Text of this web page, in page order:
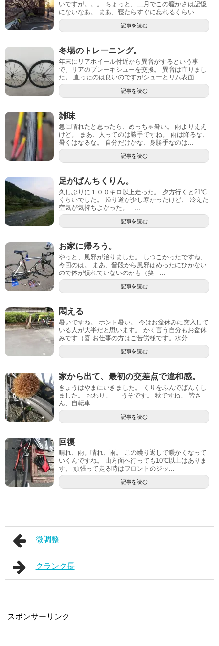
いですが。。。 ちょっと、二月でこの暖かさは記憶
にないなあ。 まあ、寝たらすぐに忘れるくらい...
記事を読む
冬場のトレーニング。
年末にリアホイール付近から異音がするという事
で、リアのブレーキシューを交換。 異音は直りまし
た。 直ったのは良いのですがシューとリム表面...
記事を読む
雑味
急に晴れたと思ったら、めっちゃ暑い。 雨よりええ
けど。 まあ、人ってのは勝手ですね。 雨は降るな、
暑くはなるな。 自分だけかな、身勝手なのは...
記事を読む
足がぱんちくりん。
久しぶりに１００キロ以上走った。 夕方行くと21℃
くらいでした。 帰り道が少し寒かったけど、 冷えた
空気が気持ちよかった。 ...
記事を読む
お家に帰ろう。
やっと、風邪が治りました。 しつこかったですね、
今回のは。 まあ、普段から風邪はめったにひかない
ので体が慣れていないのかも（笑 ...
記事を読む
悶える
暑いですね。 ホント暑い。 今はお盆休みに突入して
いる人が大半だと思います。 かく言う自分もお盆休
みです（喜 お仕事の方はご苦労様です。水分...
記事を読む
家から出て、最初の交差点で違和感。
きょうはやまにいきました。 くりをふんでぱんくし
ました。 おわり。 うそです。 秋ですね。 皆さ
ん、自転車...
記事を読む
回復
晴れ、雨。晴れ、雨。 この繰り返しで暖かくなって
いくんですね。 山方面へ行っても10℃以上はありま
す。 頑張って走る時はフロントのジッ...
記事を読む
微調整
クランク長
スポンサーリンク